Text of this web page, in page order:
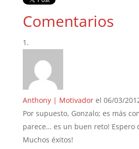
Comentarios
Anthony | Motivador el 06/03/
Por supuesto, Gonzalo; es más
parece… es un buen reto! Espero
Muchos éxitos!